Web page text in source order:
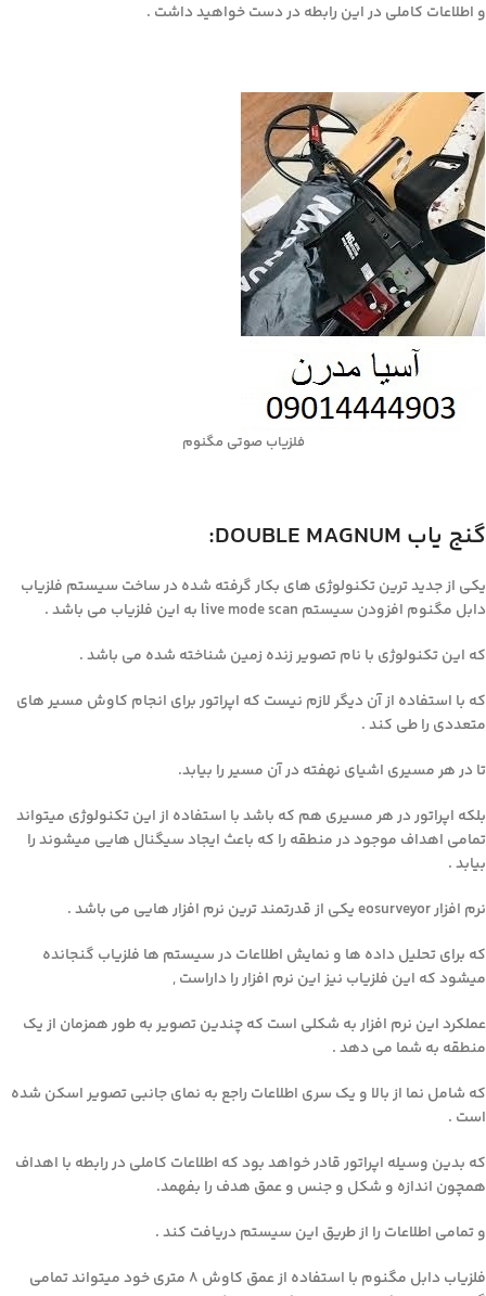
و اطلاعات کاملی در این رابطه در دست خواهید داشت .
فلزیاب صوتی مگنوم
گنج یاب DOUBLE MAGNUM:
یکی از جدید ترین تکنولوژی های بکار گرفته شده در ساخت سیستم فلزیاب
دابل مگنوم افزودن سیستم live mode scan به این فلزیاب می باشد .
که این تکنولوژی با نام تصویر زنده زمین شناخته شده می باشد .
که با استفاده از آن دیگر لازم نیست که اپراتور برای انجام کاوش مسیر های
متعددی را طی کند .
تا در هر مسیری اشیای نهفته در آن مسیر را بیابد.
بلکه اپراتور در هر مسیری هم که باشد با استفاده از این تکنولوژی میتواند
تمامی اهداف موجود در منطقه را که باعث ایجاد سیگنال هایی میشوند را
بیابد .
نرم افزار eosurveyor یکی از قدرتمند ترین نرم افزار هایی می باشد .
که برای تحلیل داده ها و نمایش اطلاعات در سیستم ها فلزیاب گنجانده
میشود که این فلزیاب نیز این نرم افزار را داراست ,
عملکرد این نرم افزار به شکلی است که چندین تصویر به طور همزمان از یک
منطقه به شما می دهد .
که شامل نما از بالا و یک سری اطلاعات راجع به نمای جانبی تصویر اسکن شده
است .
که بدین وسیله اپراتور قادر خواهد بود که اطلاعات کاملی در رابطه با اهداف
همچون اندازه و شکل و جنس و عمق هدف را بفهمد.
و تمامی اطلاعات را از طریق این سیستم دریافت کند .
فلزیاب دابل مگنوم با استفاده از عمق کاوش ۸ متری خود میتواند تمامی